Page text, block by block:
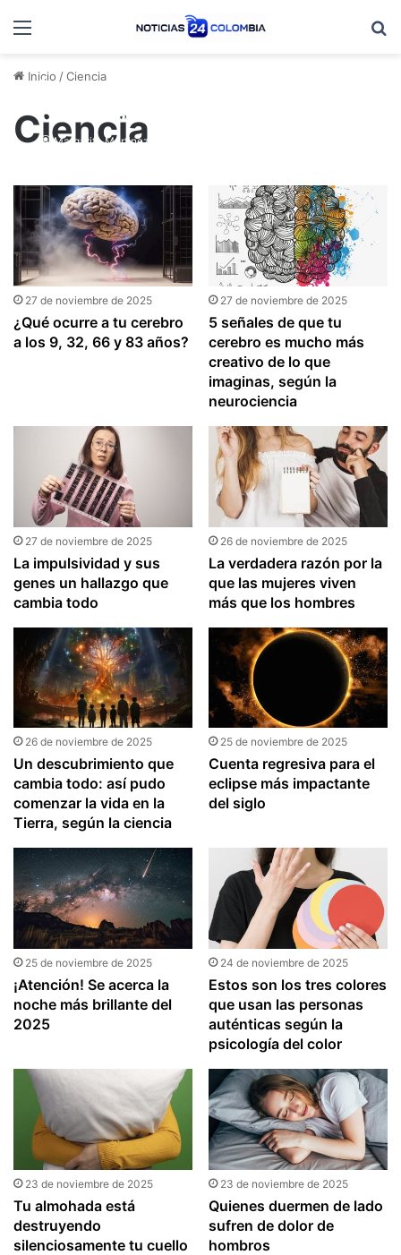
Menú
Inicio /Ciencia
Ciencia
La verdad que nadie quería
decir: la inteligencia humana
tiene picos y caídas, según
Margarita Martinez
27 de noviembre de 2025
¿Qué ocurre a tu cerebro
a los 9, 32, 66 y 83 años?
27 de noviembre de 2025
5 señales de que tu
cerebro es mucho más
creativo de lo que
imaginas, según la
neurociencia
27 de noviembre de 2025
La impulsividad y sus
genes un hallazgo que
cambia todo
26 de noviembre de 2025
La verdadera razón por la
que las mujeres viven
más que los hombres
26 de noviembre de 2025
Un descubrimiento que
cambia todo: así pudo
comenzar la vida en la
Tierra, según la ciencia
25 de noviembre de 2025
Cuenta regresiva para el
eclipse más impactante
del siglo
25 de noviembre de 2025
¡Atención! Se acerca la
noche más brillante del
2025
24 de noviembre de 2025
Estos son los tres colores
que usan las personas
auténticas según la
psicología del color
23 de noviembre de 2025
Tu almohada está
destruyendo
silenciosamente tu cuello
23 de noviembre de 2025
Quienes duermen de lado
sufren de dolor de
hombros